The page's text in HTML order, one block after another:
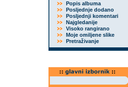
Popis albuma
Posljednje dodano
Posljednji komentari
Najgledanije
Visoko rangirano
Moje omiljene slike
Pretraživanje